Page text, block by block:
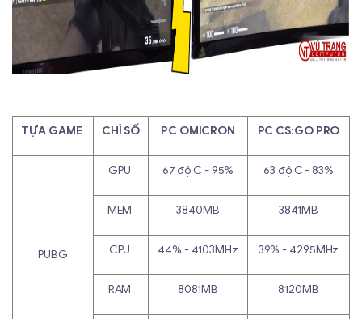
TỰA GAME CHỈ SỐ PC OMICRON PC CS:GO PRO
PUBG
GPU 67 độ C - 95% 63 độ C - 83%
MEM 3840MB 3841MB
CPU 44% - 4103MHz 39% - 4295MHz
RAM 8081MB 8120MB